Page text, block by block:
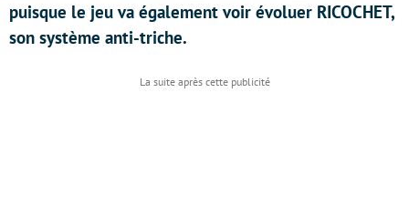
puisque le jeu va également voir évoluer RICOCHET,
son système anti-triche.